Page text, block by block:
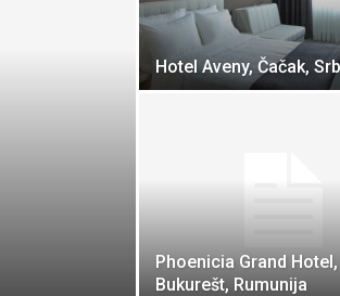
Hotel Aveny, Čačak,
Phoenicia Grand Hotel,
Bukurešt, Rumunija